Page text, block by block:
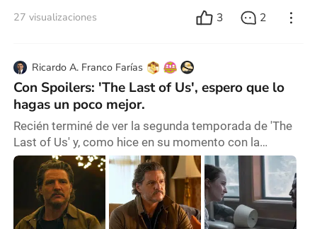
27 visualizaciones 3 2
Ricardo A. Franco Farías
Con Spoilers: 'The Last of Us', espero que lo
hagas un poco mejor.
Recién terminé de ver la segunda temporada de 'The
Last of Us' y, como hice en su momento con la
primera, hay que hablar de esta también, porque ha
sido un poco diferente de su predecesora, y no tanto
para bien. De hecho, varias sorpresas a lo largo de la
misma. Craig Mazin nos plantea una temporada muy
diferente de la anterior. Menos infectados, menos